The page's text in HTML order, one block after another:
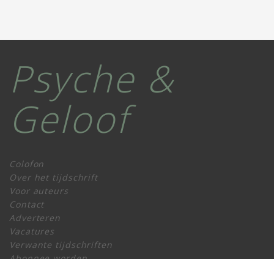
Psyche &
Geloof
Colofon
Over het tijdschrift
Voor auteurs
Contact
Adverteren
Vacatures
Verwante tijdschriften